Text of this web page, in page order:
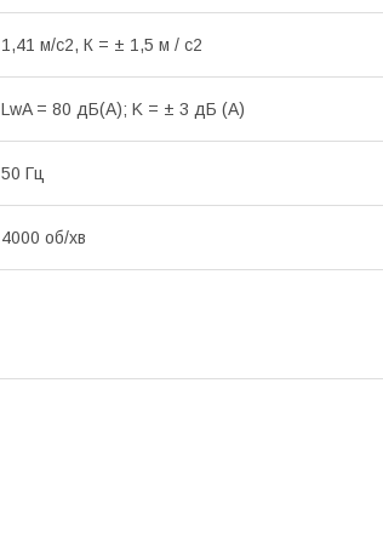
1,41 м/с2, К = ± 1,5 м / с2
LwA = 80 дБ(А); K = ± 3 дБ (А)
50 Гц
4000 об/хв